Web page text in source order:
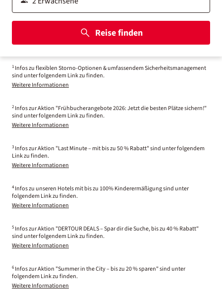
Reise finden
1 Infos zu flexiblen Storno-Optionen & umfassendem Sicherheitsmanagement
sind unter folgendem Link zu finden.
Weitere Informationen
2 Infos zur Aktion "Frühbucherangebote 2026: Jetzt die besten Plätze sichern!"
sind unter folgendem Link zu finden.
Weitere Informationen
3 Infos zur Aktion "Last Minute – mit bis zu 50 % Rabatt" sind unter folgendem
Link zu finden.
Weitere Informationen
4 Infos zu unseren Hotels mit bis zu 100% Kinderermäßigung sind unter
folgendem Link zu finden.
Weitere Informationen
5 Infos zur Aktion "DERTOUR DEALS – Spar dir die Suche, bis zu 40 % Rabatt"
sind unter folgendem Link zu finden.
Weitere Informationen
6 Infos zur Aktion "Summer in the City – bis zu 20 % sparen" sind unter
folgendem Link zu finden.
Weitere Informationen